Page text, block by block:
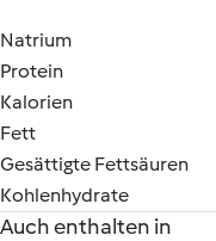
Natrium
Protein
Kalorien
Fett
Gesättigte Fettsäuren
Kohlenhydrate
Auch enthalten in